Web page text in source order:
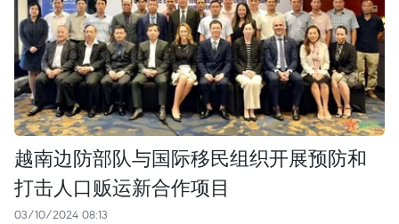
越南边防部队与国际移民组织开展预防和
打击人口贩运新合作项目
03/10/2024 08:13